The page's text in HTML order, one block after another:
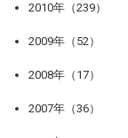
2010年（239）
2009年（52）
2008年（17）
2007年（36）